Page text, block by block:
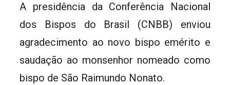
A presidência da Conferência Nacional
dos Bispos do Brasil (CNBB) enviou
agradecimento ao novo bispo emérito e
saudação ao monsenhor nomeado como
bispo de São Raimundo Nonato.